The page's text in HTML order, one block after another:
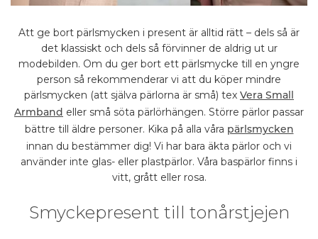
Att ge bort pärlsmycken i present är alltid rätt – dels så är
det klassiskt och dels så förvinner de aldrig ut ur
modebilden. Om du ger bort ett pärlsmycke till en yngre
person så rekommenderar vi att du köper mindre
pärlsmycken (att själva pärlorna är små) tex Vera Small
Armband eller små söta pärlörhängen. Större pärlor passar
bättre till äldre personer. Kika på alla våra pärlsmycken
innan du bestämmer dig! Vi har bara äkta pärlor och vi
använder inte glas- eller plastpärlor. Våra baspärlor finns i
vitt, grått eller rosa.
Smyckepresent till tonårstjejen